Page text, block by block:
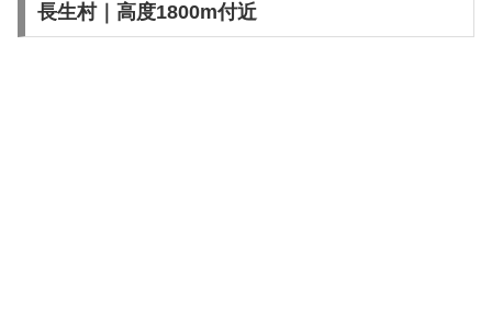
長生村｜高度1800m付近